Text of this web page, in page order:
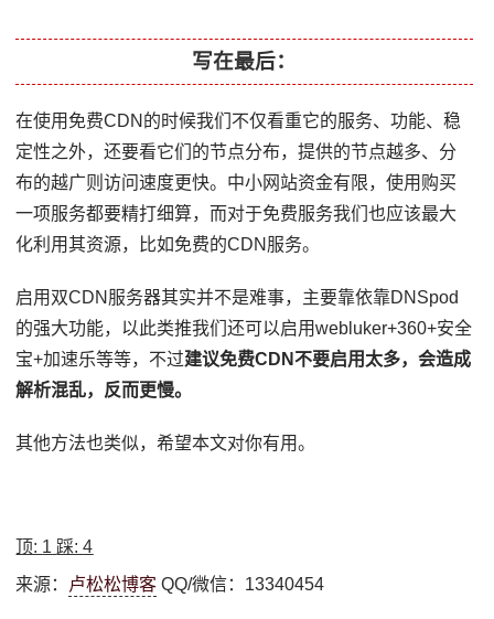
写在最后：
在使用免费CDN的时候我们不仅看重它的服务、功能、稳
定性之外，还要看它们的节点分布，提供的节点越多、分
布的越广则访问速度更快。中小网站资金有限，使用购买
一项服务都要精打细算，而对于免费服务我们也应该最大
化利用其资源，比如免费的CDN服务。
启用双CDN服务器其实并不是难事，主要靠依靠DNSpod
的强大功能，以此类推我们还可以启用webluker+360+安全
宝+加速乐等等，不过建议免费CDN不要启用太多，会造成
解析混乱，反而更慢。
其他方法也类似，希望本文对你有用。
顶: 1 踩:4
来源： 卢松松博客 QQ/微信：13340454